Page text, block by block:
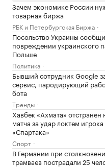
Зачем экономике России
товарная биржа
РБК и Петербургская Биржа
Посольство Украины
повреждении украинского
Польше
Политика
Бывший сотрудник Google
сервис, пародирующий
бота
Тренды
Хавбек «Ахмата» отстранен
матча за удар локтем игрока
«Спартака»
Спорт
В Германии при
трамваев пострадали 25